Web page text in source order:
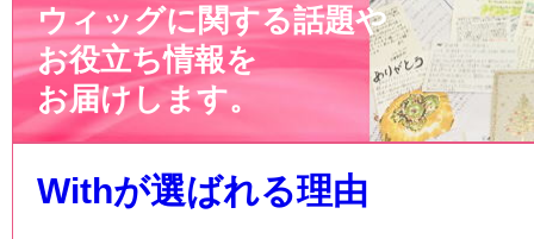
ウィッグに関する話題や
お役立ち情報を
お届けします。
Withが選ばれる理由